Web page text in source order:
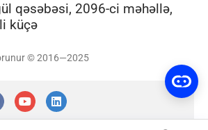
qəsəbəsi, 2096-ci məhəllə,
küçə
© 2016—2025